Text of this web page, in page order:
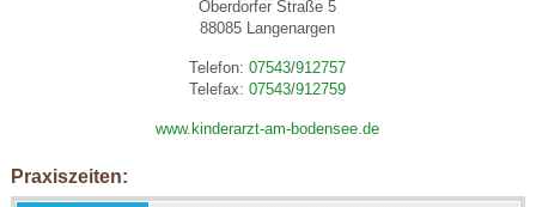
Oberdorfer Straße 5
88085 Langenargen
Telefon:07543/912757
Telefax:07543/912759
www.kinderarzt-am-bodensee.de
Praxiszeiten: